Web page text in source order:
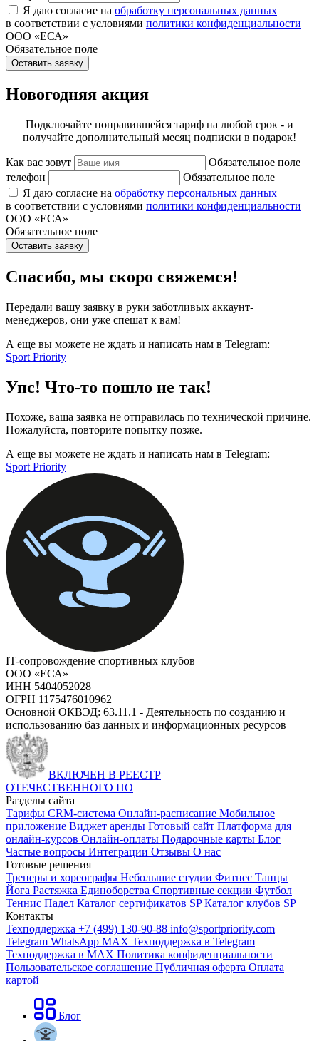
Я даю согласие на обработку персональных данных
в соответствии с условиями политики конфиденциальности
ООО «ЕСА»
Обязательное поле
Оставить заявку
Новогодняя акция
Подключайте понравившейся тариф на любой срок - и
получайте дополнительный месяц подписки в подарок!
Как вас зовут
Обязательное поле
телефон
Обязательное поле
Я даю согласие на обработку персональных данных
в соответствии с условиями политики конфиденциальности
ООО «ЕСА»
Обязательное поле
Оставить заявку
Спасибо, мы скоро свяжемся!
Передали вашу заявку в руки заботливых аккаунт-
менеджеров, они уже спешат к вам!
А еще вы можете не ждать и написать нам в Telegram:
Sport Priority
Упс! Что-то пошло не так!
Похоже, ваша заявка не отправилась по технической причине.
Пожалуйста, повторите попытку позже.
А еще вы можете не ждать и написать нам в Telegram:
Sport Priority
IT-сопровождение спортивных клубов
ООО «ЕСА»
ИНН 5404052028
ОГРН 1175476010962
Основной ОКВЭД: 63.11.1 - Деятельность по созданию и
использованию баз данных и информационных ресурсов
ВКЛЮЧЕН В РЕЕСТР
ОТЕЧЕСТВЕННОГО ПО
Разделы сайта
Тарифы CRM-система Онлайн-расписание Мобильное
приложение Виджет аренды Готовый сайт Платформа для
онлайн-курсов Онлайн-оплаты Подарочные карты Блог
Частые вопросы Интеграции Отзывы О нас
Готовые решения
Тренеры и хореографы Небольшие студии Фитнес Танцы
Йога Растяжка Единоборства Спортивные секции Футбол
Теннис Падел Каталог сертификатов SPКаталог клубов SP
Контакты
Техподдержка +7 (499) 130-90-88 info@sportpriority.com
Telegram WhatsApp MAX Техподдержка в Telegram
Техподдержка в MAX Политика конфиденциальности
Пользовательское соглашение Публичная оферта Оплата
картой
Блог